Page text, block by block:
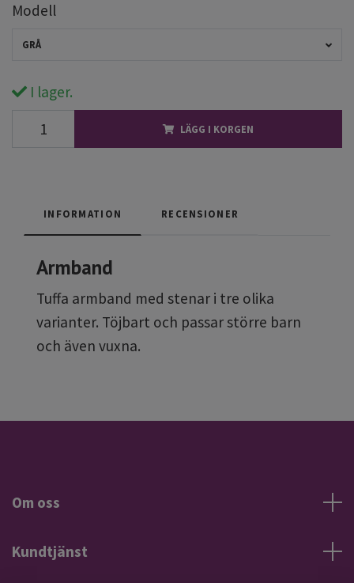
Modell
GRÅ
I lager.
LÄGG I KORGEN
INFORMATION RECENSIONER
Armband
Tuffa armband med stenar i tre olika
varianter. Töjbart och passar större barn
och även vuxna.
Om oss
Kundtjänst